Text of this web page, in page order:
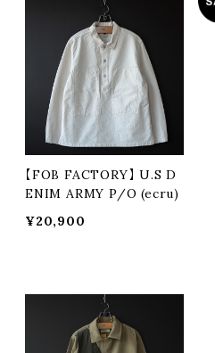
【FOB FACTORY】 U.S D
ENIM ARMY P/O (ecru)
¥20,900